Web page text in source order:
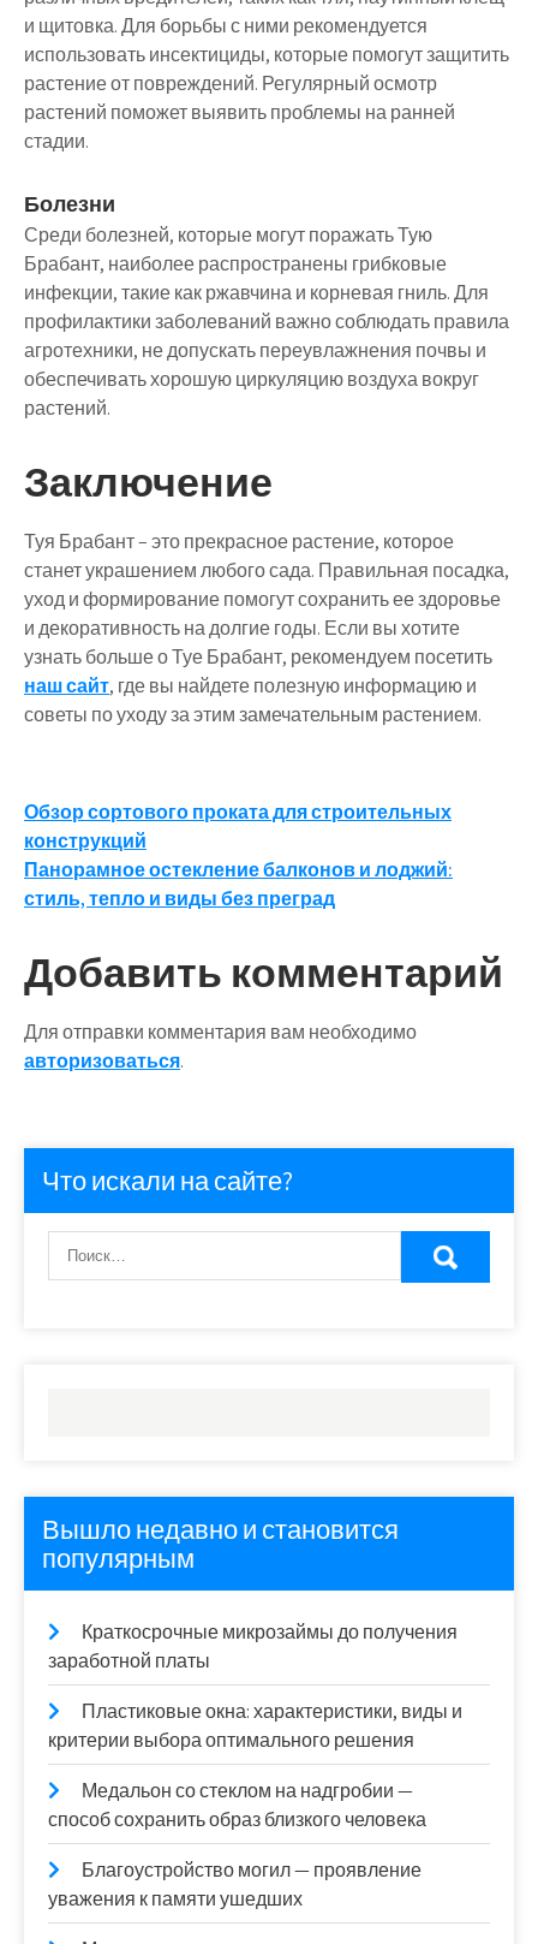
и щитовка. Для борьбы с ними рекомендуется
использовать инсектициды, которые помогут защитить
растение от повреждений. Регулярный осмотр
растений поможет выявить проблемы на ранней
стадии.
Болезни
Среди болезней, которые могут поражать Тую
Брабант, наиболее распространены грибковые
инфекции, такие как ржавчина и корневая гниль. Для
профилактики заболеваний важно соблюдать правила
агротехники, не допускать переувлажнения почвы и
обеспечивать хорошую циркуляцию воздуха вокруг
растений.
Заключение
Туя Брабант – это прекрасное растение, которое
станет украшением любого сада. Правильная посадка,
уход и формирование помогут сохранить ее здоровье
и декоративность на долгие годы. Если вы хотите
узнать больше о Туе Брабант, рекомендуем посетить
наш сайт, где вы найдете полезную информацию и
советы по уходу за этим замечательным растением.
Навигация
по
записям
Обзор сортового проката для строительных
конструкций
Панорамное остекление балконов и лоджий:
стиль, тепло и виды без преград
Добавить комментарий
Для отправки комментария вам необходимо
авторизоваться.
Что искали на сайте?
Вышло недавно и становится
популярным
Краткосрочные микрозаймы до получения
заработной платы
Пластиковые окна: характеристики, виды и
критерии выбора оптимального решения
Медальон со стеклом на надгробии —
способ сохранить образ близкого человека
Благоустройство могил — проявление
уважения к памяти ушедших